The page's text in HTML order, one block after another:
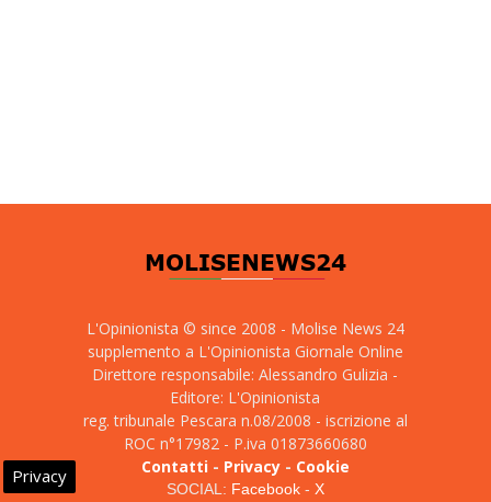
L'Opinionista © since 2008 - Molise News 24
supplemento a L'Opinionista Giornale Online
Direttore responsabile: Alessandro Gulizia -
Editore: L'Opinionista
reg. tribunale Pescara n.08/2008 - iscrizione al
ROC n°17982 - P.iva 01873660680
Contatti- Privacy- Cookie
SOCIAL: Facebook- X
Privacy